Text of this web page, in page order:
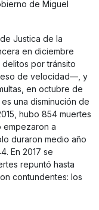
de Miguel
Justica de la
en diciembre
delitos por tránsito
de velocidad—, y
en octubre de
una disminución de
hubo 854 muertes
empezaron a
duraron medio año
En 2017 se
repuntó hasta
contundentes: los